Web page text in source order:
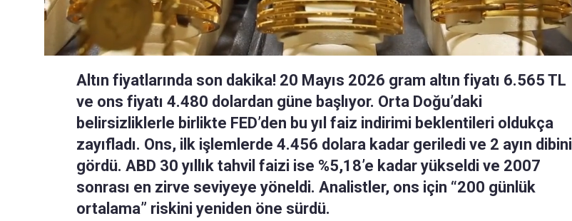
Altın fiyatlarında son dakika! 20 Mayıs 2026 gram altın fiyatı 6.565 TL
ve ons fiyatı 4.480 dolardan güne başlıyor. Orta Doğu’daki
belirsizliklerle birlikte FED’den bu yıl faiz indirimi beklentileri oldukça
zayıfladı. Ons, ilk işlemlerde 4.456 dolara kadar geriledi ve 2 ayın dibini
gördü. ABD 30 yıllık tahvil faizi ise %5,18’e kadar yükseldi ve 2007
sonrası en zirve seviyeye yöneldi. Analistler, ons için “200 günlük
ortalama” riskini yeniden öne sürdü.